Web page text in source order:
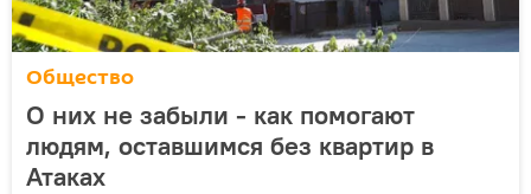
Общество
О них не забыли - как помогают
людям, оставшимся без квартир в
Атаках